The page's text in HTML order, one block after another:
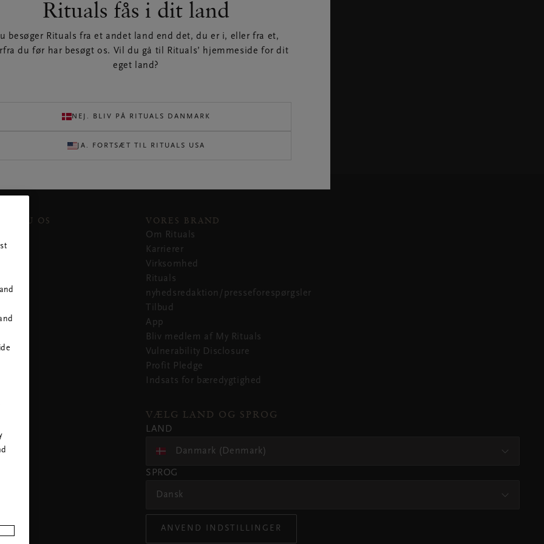
Rituals fås i dit land
besøger Rituals fra et andet land end det, du er i, eller fra et,
du før har besøgt os. Vil du gå til Rituals’ hjemmeside for dit
eget land?
NEJ. BLIV PÅ RITUALS DANMARK
JA. FORTSÆT TIL RITUALS USA
Hold dig opdateret
dine personoplysninger som beskrevet i vores politik til
beskyttelse af personoplysninger.
DU OS
VORES BRAND
Om Rituals
Karrierer
Virksomhed
Rituals
nyhedsredaktion/presseforespørgsler
Tilbud
App
Bliv medlem af My Rituals
Vulnerability Disclosure
Profit Pledge
Indsats for bæredygtighed
VÆLG LAND OG SPROG
LAND
Danmark (Denmark)
SPROG
Dansk
ANVEND INDSTILLINGER